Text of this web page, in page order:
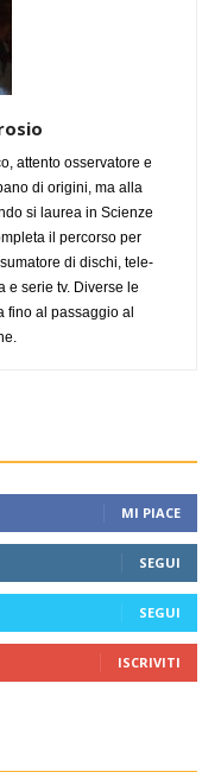
attento osservatore e
di origini, ma alla
si laurea in Scienze
il percorso per
di dischi, tele-
e serie tv. Diverse le
fino al passaggio al
MI PIACE
SEGUI
SEGUI
ISCRIVITI